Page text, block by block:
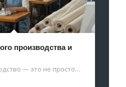
производства и
— это не просто…